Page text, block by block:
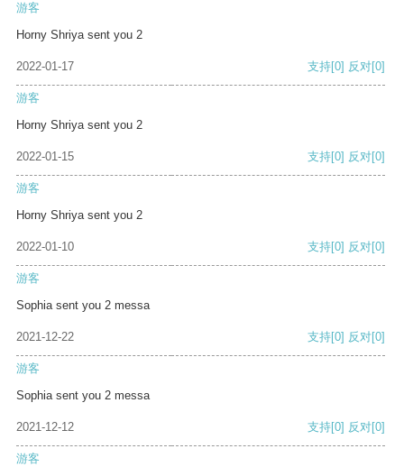
游客
Horny Shriya sent you 2
2022-01-17 支持[0] 反对[0]
游客
Horny Shriya sent you 2
2022-01-15 支持[0] 反对[0]
游客
Horny Shriya sent you 2
2022-01-10 支持[0] 反对[0]
游客
Sophia sent you 2 messa
2021-12-22 支持[0] 反对[0]
游客
Sophia sent you 2 messa
2021-12-12 支持[0] 反对[0]
游客